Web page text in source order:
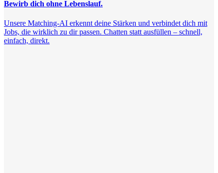
Bewirb dich ohne Lebenslauf.
Unsere Matching-AI erkennt deine Stärken und verbindet dich mit
Jobs, die wirklich zu dir passen. Chatten statt ausfüllen – schnell,
einfach, direkt.